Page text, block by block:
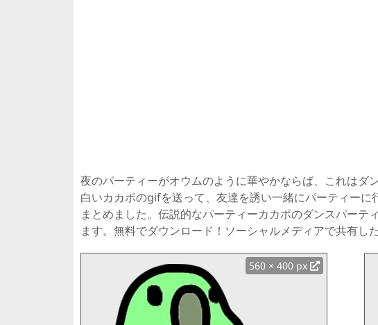
夜のパーティーがオウムのように華やかならば、これはダ
白いカカポのgifを送って、友達を誘い一緒にパーティーに
まとめました。伝説的なパーティーカカポのダンスパーテ
ます。無料でダウンロード！ソーシャルメディアで共有し
560 × 400 px